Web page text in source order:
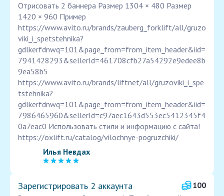
Отрисовать 2 баннера Размер 1304 × 480 Размер
1420 × 960 Пример
https://www.avito.ru/brands/zauberg_forklift/all/gruzo
viki_i_spetstehnika?
gdlkerfdnwq=101&page_from=from_item_header&iid=
7941428293&sellerId=461708cfb27a54292e9edee8b
9ea58b5
https://www.avito.ru/brands/liftnet/all/gruzoviki_i_spe
tstehnika?
gdlkerfdnwq=101&page_from=from_item_header&iid=
7986465960&sellerId=c97aec1643d553ec5412345f4
0a7eac0 Использовать стили и информацию с сайта!
https://oxlift.ru/catalog/vilochnye-pogruzchiki/
Илья Невдах
Зарегистрировать 2 аккаунта
100